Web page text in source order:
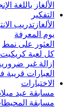
الألغاز باللغة
التفكير
الألغاز تدريب
يوم المعرفة
العثور على نمط
كل لعبة
إزالة غير
العبارات قريبة
الاختبارات
مسابقة عيد ميلاد
مسابقة